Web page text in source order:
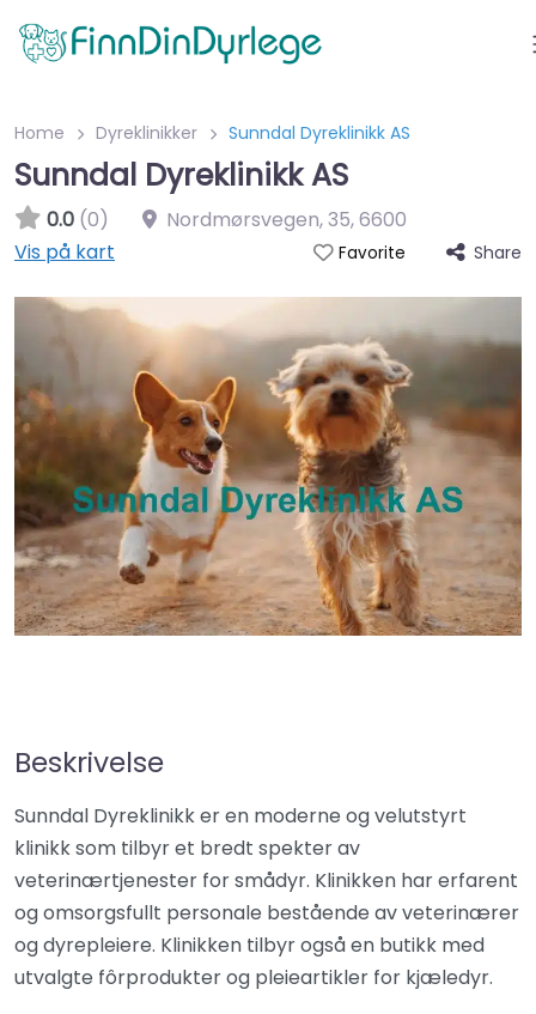
Home Dyreklinikker Sunndal Dyreklinikk AS
Sunndal Dyreklinikk AS
0.0 (0) Nordmørsvegen, 35,6600
Vis på kart
Favorite Share
Beskrivelse
Sunndal Dyreklinikk er en moderne og velutstyrt
klinikk som tilbyr et bredt spekter av
veterinærtjenester for smådyr. Klinikken har erfarent
og omsorgsfullt personale bestående av veterinærer
og dyrepleiere. Klinikken tilbyr også en butikk med
utvalgte fôrprodukter og pleieartikler for kjæledyr.